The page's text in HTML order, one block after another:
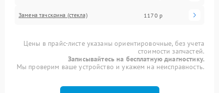
Замена тачскрина (стекла) 1170 р
Цены в прайс-листе указаны ориентировочные, без учета
стоимости запчастей.
Записывайтесь на бесплатную диагностику.
Мы проверим ваше устройство и укажем на неисправность.